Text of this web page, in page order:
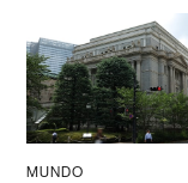
MUNDO